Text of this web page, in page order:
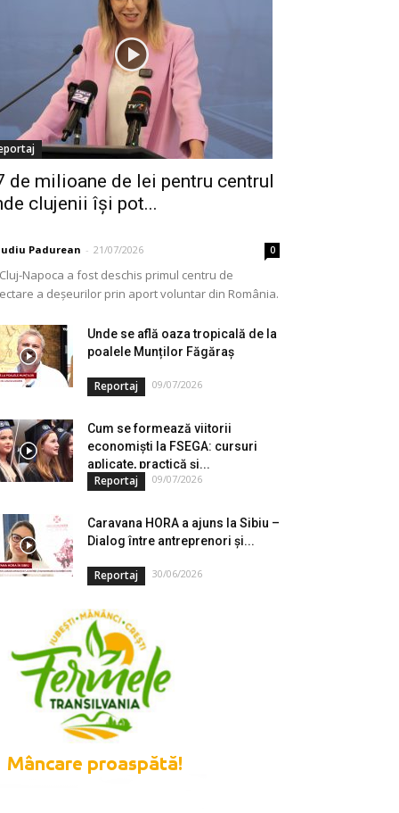
de milioane de lei pentru centrul
clujenii își pot...
Padurean - 21/07/2026 0
Napoca a fost deschis primul centru de
a deșeurilor prin aport voluntar din România.
Unde se află oaza tropicală de la
poalele Munților Făgăraș
Reportaj 09/07/2026
Cum se formează viitorii
economiști la FSEGA: cursuri
aplicate, practică și...
Reportaj 09/07/2026
Caravana HORA a ajuns la Sibiu –
Dialog între antreprenori și...
Reportaj 30/06/2026